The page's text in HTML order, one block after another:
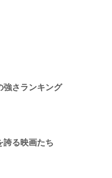
強さランキング
誇る映画たち